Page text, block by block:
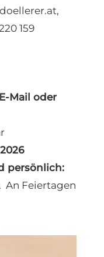
159
Mail oder
persönlich:
An Feiertagen